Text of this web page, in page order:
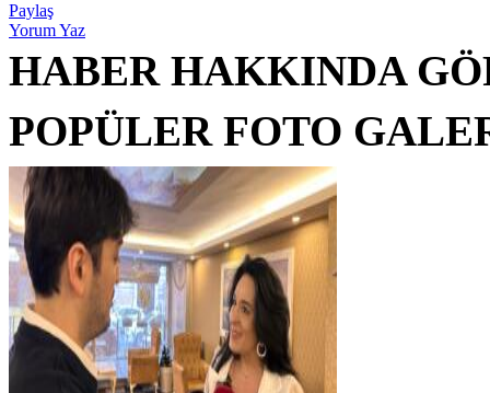
Paylaş
Yorum Yaz
HABER HAKKINDA
POPÜLER FOTO